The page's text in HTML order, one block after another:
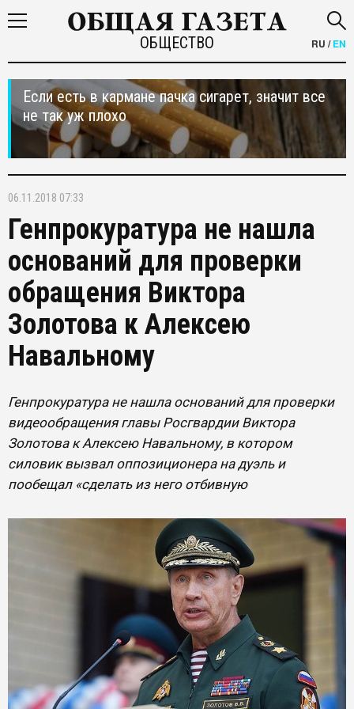
ОБЩЕСТВО RU /EN
Если есть в кармане пачка сигарет, значит все
не так уж плохо
06.11.2018 07:33
Генпрокуратура не нашла
оснований для проверки
обращения Виктора
Золотова к Алексею
Навальному
Генпрокуратура не нашла оснований для проверки
видеообращения главы Росгвардии Виктора
Золотова к Алексею Навальному, в котором
силовик вызвал оппозиционера на дуэль и
пообещал «сделать из него отбивную